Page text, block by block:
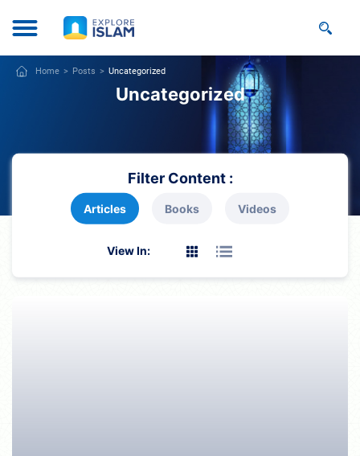
Home Posts Uncategorized
Uncategorized
Filter Content :
Articles Books Videos
View In: